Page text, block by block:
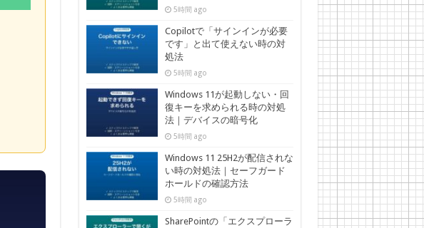
5時間 ago
Copilotで「サインインが必要
です」と出て使えない時の対
処法
5時間 ago
Windows 11が起動しない・回
復キーを求められる時の対処
法｜デバイスの暗号化
5時間 ago
Windows 11 25H2が配信されな
い時の対処法｜セーフガード
ホールドの確認方法
5時間 ago
SharePointの「エクスプローラ